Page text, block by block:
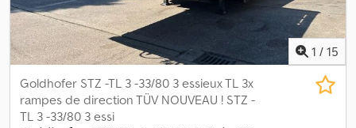
1 / 15
Goldhofer STZ -TL 3 -33/80 3 essieux TL 3x
rampes de direction TÜV NOUVEAU ! STZ -
TL 3 -33/80 3 essi